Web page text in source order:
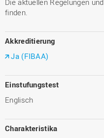
Die aktuellen Regelungen
finden.
Akkreditierung
Ja (FIBAA)
Einstufungstest
Englisch
Charakteristika